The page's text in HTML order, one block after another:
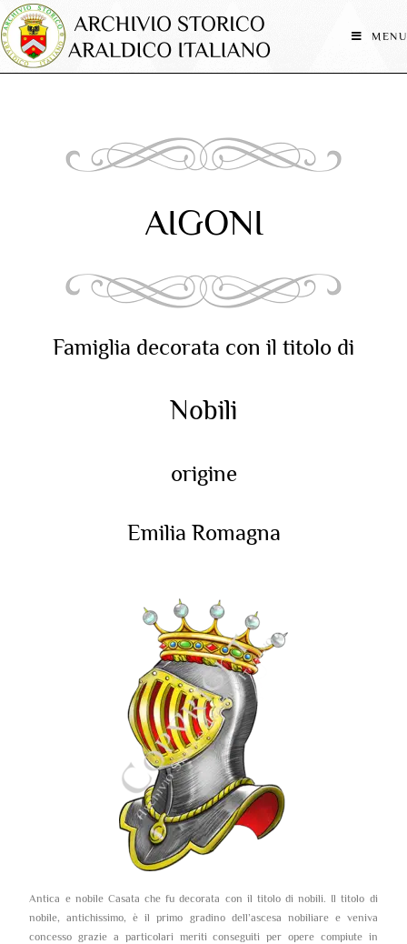
MENU
AIGONI
Famiglia decorata con il titolo di
Nobili
origine
Emilia Romagna
Antica e nobile Casata che fu decorata con il titolo di nobili. Il titolo di
nobile, antichissimo, è il primo gradino dell’ascesa nobiliare e veniva
concesso grazie a particolari meriti conseguiti per opere compiute in